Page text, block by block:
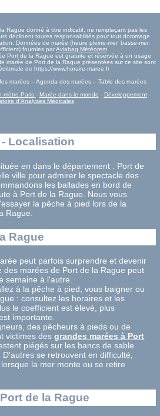
Rague donné à titre indicatif, ne remplaçant pas les
déclinent toutes responsabilités pour tout dommage
Données de marée (heure pleine-mer, basse-mer,
fournies parAviabag Météorem
Port de la Rague est gratuite et réservée à un usage
marée de Port de la Rague présentées sur ce site sont
de https://www.horaire-maree.fr
marées – Agenda des marées – Table des marées
métro Paris - Marée dans le monde - Développement-
d'Analyses Médicales
Localisation
en dans le département . Port de
ville pour admirer le spectacle des
les ballades en bord de
à Port de la Rague. Nous vous
la pêche à pied lors de la
Rague.
Rague
peut parfois surprendre et devenir
des marées de Port de la Rague peut
semaine à l'autre.
à la pêche à pied, vous baigner ou
: consultez les horaires et les
le coefficient est élevé, plus
importante.
des pêcheurs à pieds ou de
victimes desgrandes marées à Port
piégés sur les bancs de sable
se retrouvent en difficulté,
la mer monte ou se retire
de la Rague